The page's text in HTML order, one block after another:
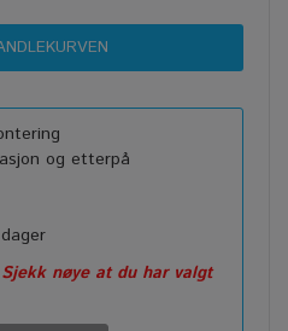
og etterpå
nøye at du har valgt